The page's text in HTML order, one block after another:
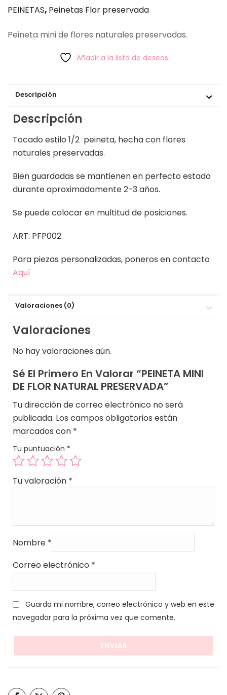
PEINETAS, Peinetas Flor preservada
Peineta mini de flores naturales preservadas.
Añadir a la lista de deseos
Descripción
Descripción
Tocado estilo 1/2 peineta, hecha con flores
naturales preservadas.
Bien guardadas se mantienen en perfecto estado
durante aproximadamente 2-3 años.
Se puede colocar en multitud de posiciones.
ART: PFP002
Para piezas personalizadas, poneros en contacto
Aquí
Valoraciones (0)
Valoraciones
No hay valoraciones aún.
Sé El Primero En Valorar “PEINETA MINI
DE FLOR NATURAL PRESERVADA”
Tu dirección de correo electrónico no será
publicada. Los campos obligatorios están
marcados con *
Tu puntuación *
Tu valoración *
Nombre *
Correo electrónico *
Guarda mi nombre, correo electrónico y web en este
navegador para la próxima vez que comente.